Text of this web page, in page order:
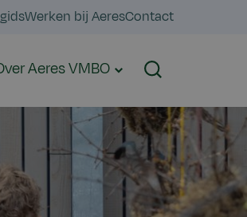
Werken bij AeresContact
Aeres VMBO Zoeken